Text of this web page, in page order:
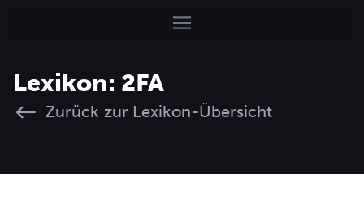
Lexikon: 2FA
Zurück zur Lexikon-Übersicht